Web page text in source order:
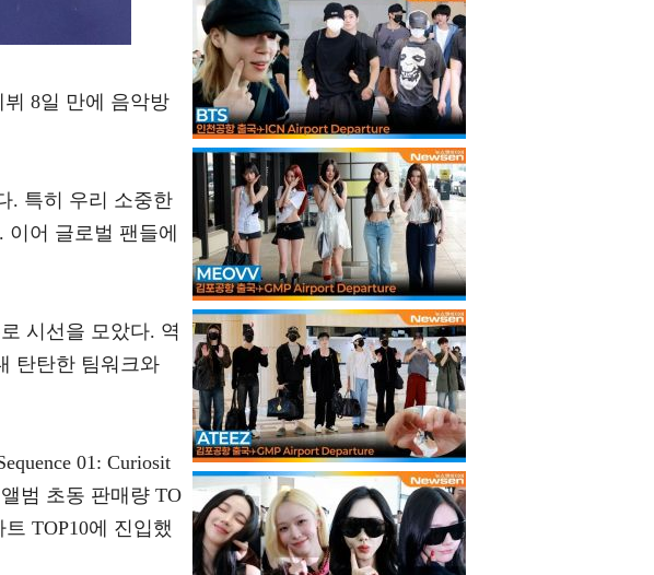
8일 만에 음악방
. 특히 우리 소중한
어 글로벌 팬들에
시선을 모았다. 역
탄탄한 팀워크와
01: Curiosit
범 초동 판매량 TO
TOP10에 진입했